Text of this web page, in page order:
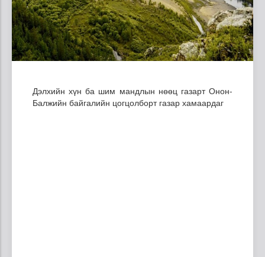
Дэлхийн хүн ба шим мандлын нөөц газарт Онон-
Балжийн байгалийн цогцолборт газар хамаардаг